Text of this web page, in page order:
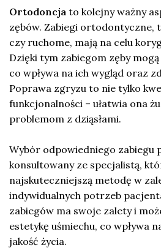
Ortodoncja to kolejny ważny
zębów. Zabiegi ortodontyczne,
czy ruchome, mają na celu
Dzięki tym zabiegom zęby
co wpływa na ich wygląd oraz
Poprawa zgryzu to nie tylko
funkcjonalności – ułatwia ona
problemom z dziąsłami.
Wybór odpowiedniego zabiegu
konsultowany ze specjalistą,
najskuteczniejszą metodę w
indywidualnych potrzeb
zabiegów ma swoje zalety i
estetykę uśmiechu, co wpływa
jakość życia.